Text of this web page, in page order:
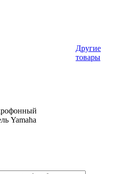
Другие
товары
Yamaha